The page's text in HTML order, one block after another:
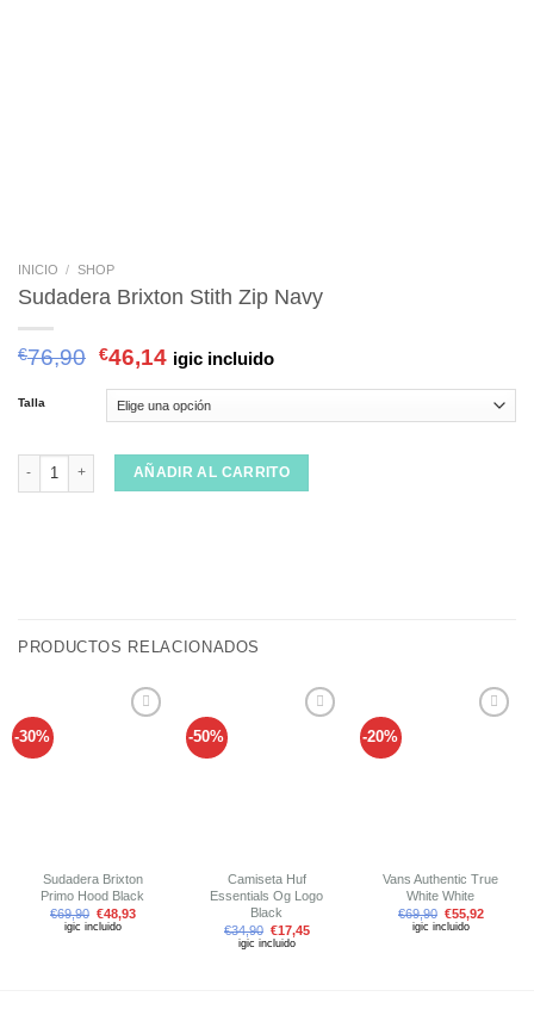
INICIO / SHOP
Sudadera Brixton Stith Zip Navy
€76,90 €46,14 igic incluido
Talla
Sudadera Brixton Stith Zip Navy cantidad
AÑADIR AL CARRITO
PRODUCTOS RELACIONADOS
-30%
Sudadera Brixton
Primo Hood Black
€69,90 €48,93
igic incluido
-50%
Camiseta Huf
Essentials Og Logo
Black
€34,90 €17,45
igic incluido
-20%
Vans Authentic True
White White
€69,90 €55,92
igic incluido